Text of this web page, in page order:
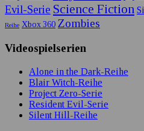
Evil-Serie Science Fiction
Reihe Xbox 360 Zombies
Videospielserien
Alone in the Dark-Reihe
Blair Witch-Reihe
Project Zero-Serie
Resident Evil-Serie
Silent Hill-Reihe